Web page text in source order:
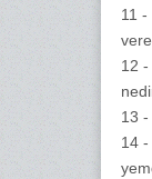
11
12
13
14 -